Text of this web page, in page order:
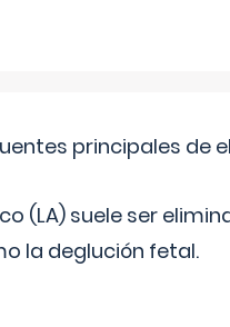
principales de
(LA) suele ser
la deglución fetal.